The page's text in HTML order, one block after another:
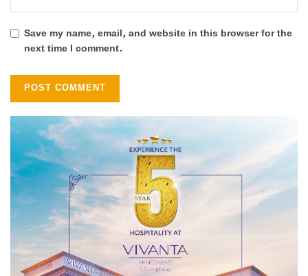
Save my name, email, and website in this browser for the
next time I comment.